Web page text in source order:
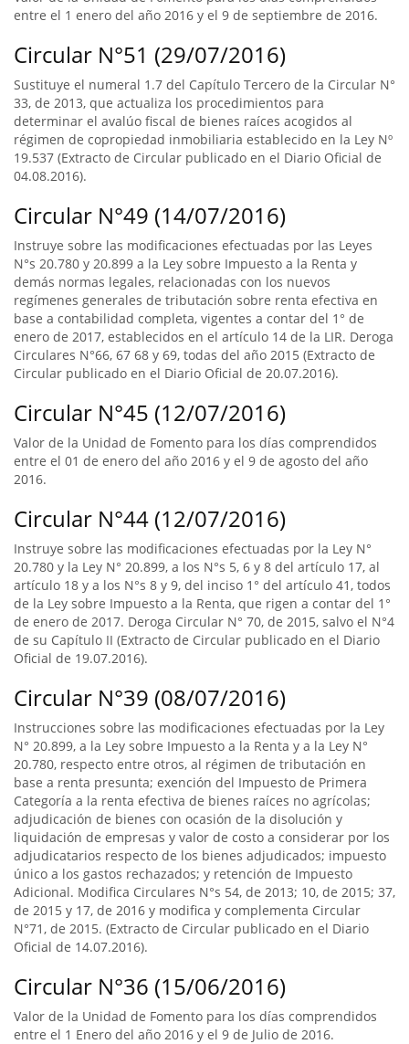
entre el 1 enero del año 2016 y el 9 de septiembre de 2016.
Circular N°51 (29/07/2016)
Sustituye el numeral 1.7 del Capítulo Tercero de la Circular N°
33, de 2013, que actualiza los procedimientos para
determinar el avalúo fiscal de bienes raíces acogidos al
régimen de copropiedad inmobiliaria establecido en la Ley Nº
19.537 (Extracto de Circular publicado en el Diario Oficial de
04.08.2016).
Circular N°49 (14/07/2016)
Instruye sobre las modificaciones efectuadas por las Leyes
N°s 20.780 y 20.899 a la Ley sobre Impuesto a la Renta y
demás normas legales, relacionadas con los nuevos
regímenes generales de tributación sobre renta efectiva en
base a contabilidad completa, vigentes a contar del 1° de
enero de 2017, establecidos en el artículo 14 de la LIR. Deroga
Circulares N°66, 67 68 y 69, todas del año 2015 (Extracto de
Circular publicado en el Diario Oficial de 20.07.2016).
Circular N°45 (12/07/2016)
Valor de la Unidad de Fomento para los días comprendidos
entre el 01 de enero del año 2016 y el 9 de agosto del año
2016.
Circular N°44 (12/07/2016)
Instruye sobre las modificaciones efectuadas por la Ley N°
20.780 y la Ley N° 20.899, a los N°s 5, 6 y 8 del artículo 17, al
artículo 18 y a los N°s 8 y 9, del inciso 1° del artículo 41, todos
de la Ley sobre Impuesto a la Renta, que rigen a contar del 1°
de enero de 2017. Deroga Circular N° 70, de 2015, salvo el N°4
de su Capítulo II (Extracto de Circular publicado en el Diario
Oficial de 19.07.2016).
Circular N°39 (08/07/2016)
Instrucciones sobre las modificaciones efectuadas por la Ley
N° 20.899, a la Ley sobre Impuesto a la Renta y a la Ley N°
20.780, respecto entre otros, al régimen de tributación en
base a renta presunta; exención del Impuesto de Primera
Categoría a la renta efectiva de bienes raíces no agrícolas;
adjudicación de bienes con ocasión de la disolución y
liquidación de empresas y valor de costo a considerar por los
adjudicatarios respecto de los bienes adjudicados; impuesto
único a los gastos rechazados; y retención de Impuesto
Adicional. Modifica Circulares N°s 54, de 2013; 10, de 2015; 37,
de 2015 y 17, de 2016 y modifica y complementa Circular
N°71, de 2015. (Extracto de Circular publicado en el Diario
Oficial de 14.07.2016).
Circular N°36 (15/06/2016)
Valor de la Unidad de Fomento para los días comprendidos
entre el 1 Enero del año 2016 y el 9 de Julio de 2016.